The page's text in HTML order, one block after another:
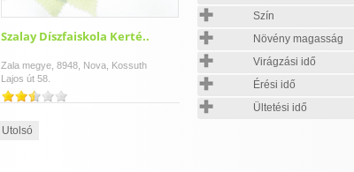
Szalay Díszfaiskola Kerté..
Zala megye, 8948, Nova, Kossuth
Lajos út 58.
Utolsó
Szín
Növény magasság
Virágzási idő
Érési idő
Ültetési idő